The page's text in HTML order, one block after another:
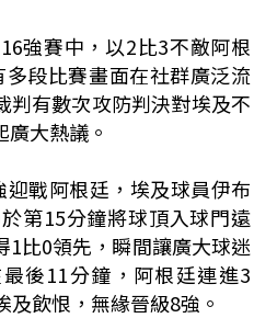
強賽中，以2比3不敵阿根
段比賽畫面在社群廣泛流
判有數次攻防判決對埃及不
大熱議。
戰阿根廷，埃及球員伊布
第15分鐘將球頂入球門遠
1比0領先，瞬間讓廣大球迷
後11分鐘，阿根廷連進3
飲恨，無緣晉級8強。